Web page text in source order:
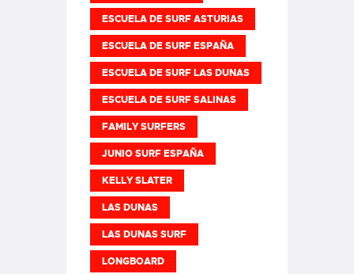
ESCUELA DE SURF ASTURIAS
ESCUELA DE SURF ESPAÑA
ESCUELA DE SURF LAS DUNAS
ESCUELA DE SURF SALINAS
FAMILY SURFERS
JUNIO SURF ESPAÑA
KELLY SLATER
LAS DUNAS
LAS DUNAS SURF
LONGBOARD